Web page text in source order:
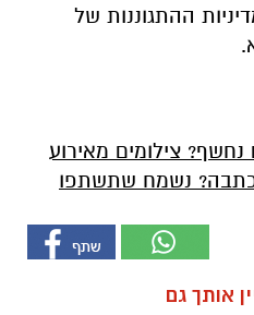
ההתגוננות של
צילומים מאירוע
נשמח שתשתפו
אותך גם